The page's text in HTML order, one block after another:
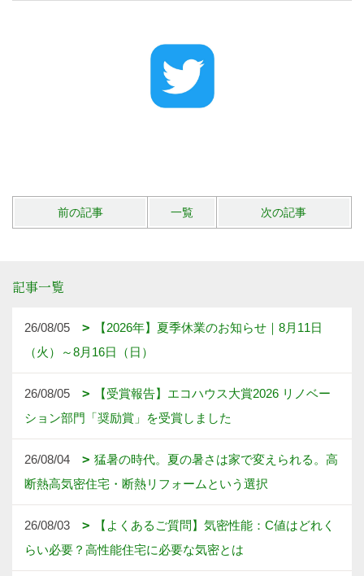
前の記事 一覧 次の記事
記事一覧
26/08/05
【2026年】夏季休業のお知らせ｜8月11日
（火）～8月16日（日）
26/08/05
【受賞報告】エコハウス大賞2026 リノベー
ション部門「奨励賞」を受賞しました
26/08/04
猛暑の時代。夏の暑さは家で変えられる。高
断熱高気密住宅・断熱リフォームという選択
26/08/03
【よくあるご質問】気密性能：C値はどれく
らい必要？高性能住宅に必要な気密とは